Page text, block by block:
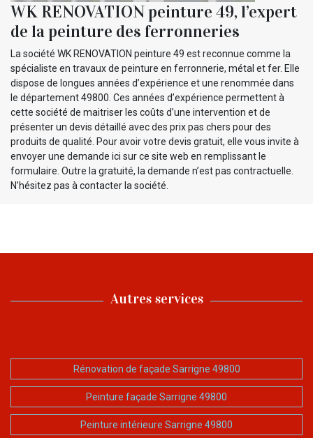
WK RENOVATION peinture 49, l’expert
de la peinture des ferronneries
La société WK RENOVATION peinture 49 est reconnue comme la
spécialiste en travaux de peinture en ferronnerie, métal et fer. Elle
dispose de longues années d’expérience et une renommée dans
le département 49800. Ces années d’expérience permettent à
cette société de maitriser les coûts d’une intervention et de
présenter un devis détaillé avec des prix pas chers pour des
produits de qualité. Pour avoir votre devis gratuit, elle vous invite à
envoyer une demande ici sur ce site web en remplissant le
formulaire. Outre la gratuité, la demande n’est pas contractuelle.
N’hésitez pas à contacter la société.
Autres services
Rénovation de façade Sarrigne 49800
Peinture façade Sarrigne 49800
Peinture intérieure Sarrigne 49800